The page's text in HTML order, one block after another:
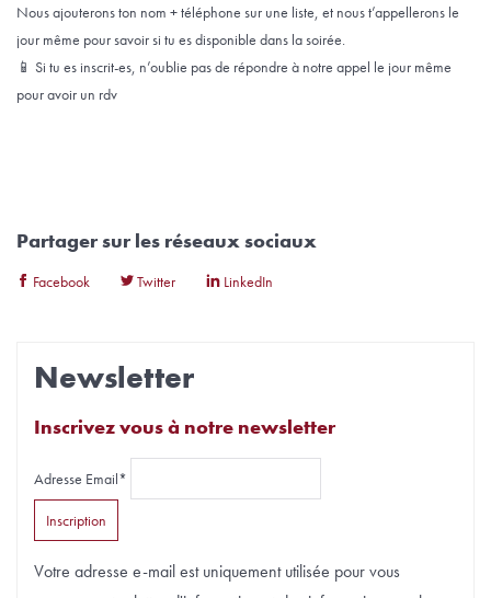
Nous ajouterons ton nom + téléphone sur une liste, et nous t’appellerons le
jour même pour savoir si tu es disponible dans la soirée.
📱 Si tu es inscrit-es, n’oublie pas de répondre à notre appel le jour même
pour avoir un rdv
Partager sur les réseaux sociaux
Facebook Twitter LinkedIn
Newsletter
Inscrivez vous à notre newsletter
Adresse Email*
Votre adresse e-mail est uniquement utilisée pour vous